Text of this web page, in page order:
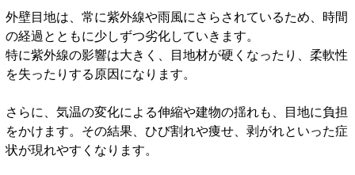
外壁目地は、常に紫外線や雨風にさらされているため、時間
の経過とともに少しずつ劣化していきます。
特に紫外線の影響は大きく、目地材が硬くなったり、柔軟性
を失ったりする原因になります。
さらに、気温の変化による伸縮や建物の揺れも、目地に負担
をかけます。その結果、ひび割れや痩せ、剥がれといった症
状が現れやすくなります。